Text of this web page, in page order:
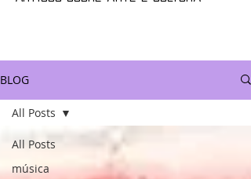
BLOG
All Posts
música
All Posts